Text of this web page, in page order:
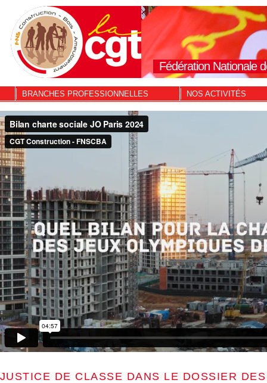
Fédération Nationale
BRANCHES PROFESSIONNELLES NOS ACTIVITÉS
JUSTICE DE CLASSE DANS LE DOSSIER